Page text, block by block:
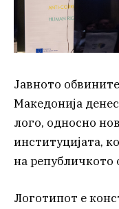
Јавното
Македонија
лого, односно
институцијата,
на републичкото
Логотипот е